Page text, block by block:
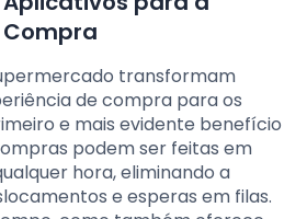
Compra
transformam
de compra para os
e mais evidente benefício
podem ser feitas em
hora, eliminando a
e esperas em filas.